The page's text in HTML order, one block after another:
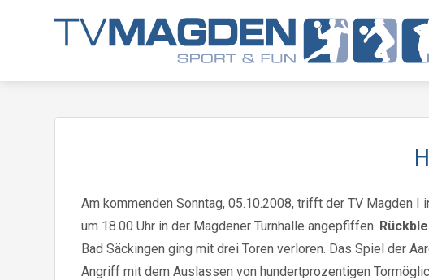
Am kommenden Sonntag, 05.10.2008, trifft der TV Magden
um 18.00 Uhr in der Magdener Turnhalle angepfiffen.
Bad Säckingen ging mit drei Toren verloren. Das Spiel der
Angriff mit dem Auslassen von hundertprozentigen